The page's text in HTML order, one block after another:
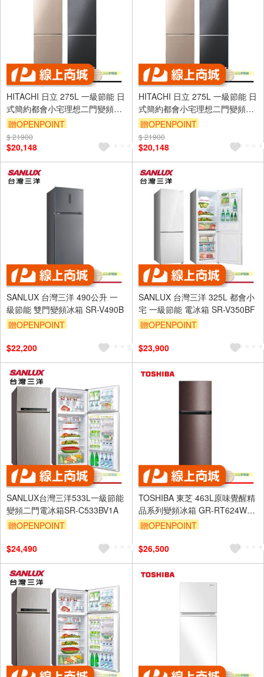
HITACHI 日立 275L 一級節能 日
式簡約都會小宅理想二門變頻冰
箱 HRBN5303MF
贈OPENPOINT
$ 21900
$20,148
HITACHI 日立 275L 一級節能 日
式簡約都會小宅理想二門變頻冰
箱 HRBN5303MF
贈OPENPOINT
$ 21900
$20,148
SANLUX 台灣三洋 490公升 一
級節能 雙門變頻冰箱 SR-V490B
贈OPENPOINT
$22,200
SANLUX 台灣三洋 325L 都會小
宅 一級節能 電冰箱 SR-V350BF
贈OPENPOINT
$23,900
SANLUX台灣三洋533L一級節能
變頻二門電冰箱SR-C533BV1A
贈OPENPOINT
$24,490
TOSHIBA 東芝 463L原味覺醒精
品系列變頻冰箱 GR-RT624WE-
PMT
贈OPENPOINT
$26,500